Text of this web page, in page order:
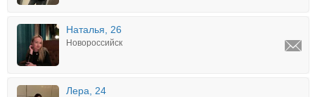
Наталья, 26
Новороссийск
Лера, 24